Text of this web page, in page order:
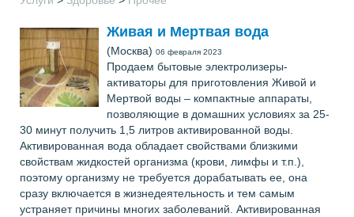
Живая и Мертвая вода
(Москва) 06 февраля 2023
Продаем бытовые электролизеры-
активаторы для приготовления Живой и
Мертвой воды – компактные аппараты,
позволяющие в домашних условиях за 25-
30 минут получить 1,5 литров активированной воды.
Активированная вода обладает свойствами близкими
свойствам жидкостей организма (крови, лимфы и т.п.),
поэтому организму не требуется дорабатывать ее, она
сразу включается в жизнедеятельность и тем самым
устраняет причины многих заболеваний. Активированная